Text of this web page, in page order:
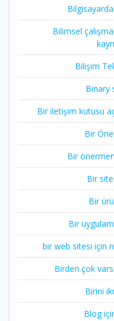
Bilimsel
Bilişim
Binary
Bir iletişim kutusu
Bir
Bir
Bir
Bir
Bir
bir web sitesi için
Birden çok
Birini
Blog